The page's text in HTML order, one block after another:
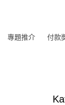
專題推介 付款